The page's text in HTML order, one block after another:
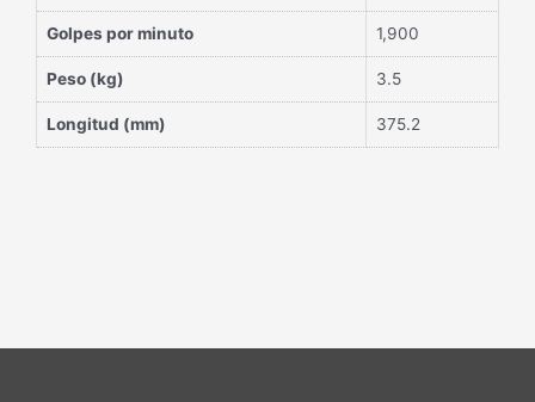
Golpes por minuto 1,900
Peso (kg) 3.5
Longitud (mm) 375.2